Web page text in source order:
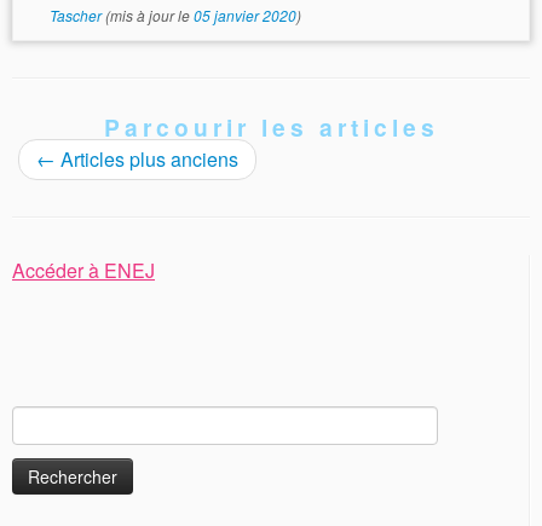
Tascher(mis à jour le05 janvier 2020)
Parcourir les articles
← Articles plus anciens
Accéder à ENEJ